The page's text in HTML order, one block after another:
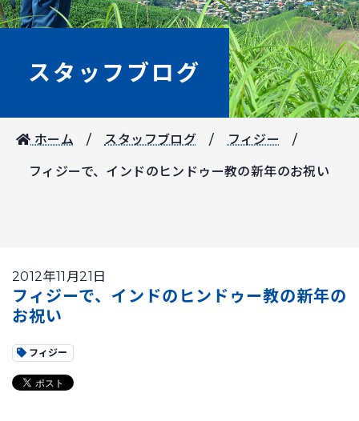
スタッフブログ
ホーム スタッフブログ フィジー
フィジーで、インドのヒンドゥー教の新年のお祝い
2012年11月21日
フィジーで、インドのヒンドゥー教の新年の
お祝い
フィジー